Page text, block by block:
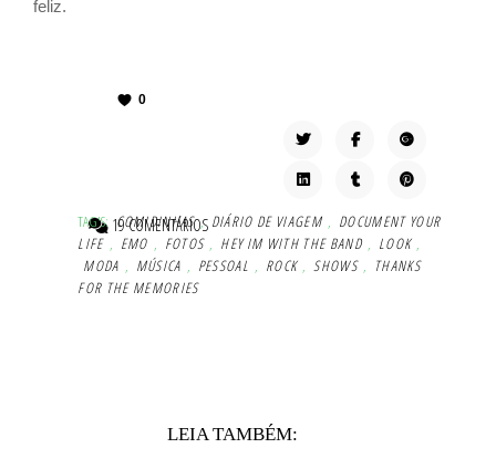
feliz.
19 COMENTÁRIOS
0
TAG'S: COMIDINHAS , DIÁRIO DE VIAGEM , DOCUMENT YOUR
LIFE , EMO , FOTOS , HEY IM WITH THE BAND , LOOK ,
MODA , MÚSICA , PESSOAL , ROCK , SHOWS , THANKS
FOR THE MEMORIES
LEIA TAMBÉM: